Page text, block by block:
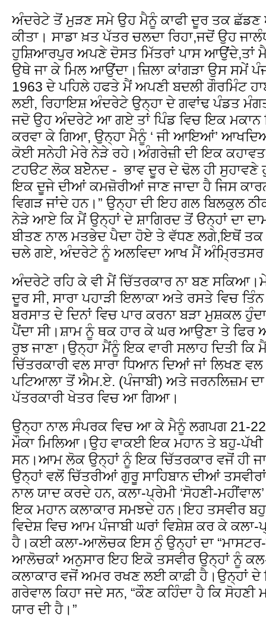
ਅੰਦਰੇਟੇ ਤੋਂ ਮੁੜਣ ਸਮੇ ਉਹ ਮੈਨੂੰ ਕਾਫੀ ਦੂਰ ਤਕ ਛੱਡਣ
ਕੀਤਾ। ਸਾਡਾ ਖ਼ਤ ਪੱਤਰ ਚਲਦਾ ਰਿਹਾ,ਜਦੋਂ ਉਹ
ਹੁਸ਼ਿਆਰਪੁਰ ਅਪਣੇ ਦੋਸਤ ਮਿੱਤਰਾਂ ਪਾਸ ਆਉਂਦੇ,ਤਾਂ
ਉਥੇ ਜਾ ਕੇ ਮਿਲ ਆਉਂਦਾ।ਜ਼ਿਲਾ ਕਾਂਗੜਾ ਉਸ ਸਮੇਂ
1963 ਦੇ ਪਹਿਲੇ ਹਫਤੇ ਮੈਂ ਅਪਣੀ ਬਦਲੀ ਗੌਰਮਿੰਟ
ਲਈ, ਰਿਹਾਇਸ਼ ਅੰਦਰੇਟੇ ਉਨ੍ਹਾ ਦੇ ਗਵਾਂਢ ਪੰਡਤ
ਜਦੋ ਉਹ ਅੰਦਰੇਟੇ ਆ ਗਏ ਤਾਂ ਪਿੰਡ ਵਿਚ ਇਕ ਮਕਾਨ
ਕਰਵਾ ਕੇ ਗਿਆ, ਉਨ੍ਹਾ ਮੈਨੂੰ ‘ ਜੀ ਆਇਆਂ’ ਆਖਦਿਆਂ
ਕੋਈ ਸਨੇਹੀ ਮੇਰੇ ਨੇੜੇ ਰਹੇ।ਅੰਗਰੇਜ਼ੀ ਦੀ ਇਕ
ਟਹੳਟ ਲੋਕ ਬਏੋਨਦ - ਭਾਵ ਦੂਰ ਦੇ ਢੋਲ ਹੀ ਸੁਹਾਵਣੇ
ਇਕ ਦੂਜੇ ਦੀਆਂ ਕਮਜ਼ੋਰੀਆਂ ਜਾਣ ਜਾਦਾ ਹੈ ਜਿਸ
ਵਿਗੜ ਜਾਂਦੇ ਹਨ।” ਉਨ੍ਹਾ ਦੀ ਇਹ ਗਲ ਬਿਲਕੁਲ
ਨੇੜੇ ਆਏ ਕਿ ਮੈਂ ਉਨ੍ਹਾਂ ਦੇ ਸ਼ਾਗਿਰਦ ਤੋਂ ੳਨ੍ਹਾਂ ਦਾ
ਬੀਤਣ ਨਾਲ ਮਤਭੇਦ ਪੈਦਾ ਹੋਏ ਤੇ ਵੱਧਣ ਲਗੇ,ਇਥੋਂ
ਚਲੇ ਗਏ, ਅੰਦਰੇਟੇ ਨੂੰ ਅਲਵਿਦਾ ਆਖ ਮੈਂ
ਅੰਦਰੇਟੇ ਰਹਿ ਕੇ ਵੀ ਮੈਂ ਚਿੱਤਰਕਾਰ ਨਾ ਬਣ
ਦੂਰ ਸੀ, ਸਾਰਾ ਪਹਾੜੀ ਇਲਾਕਾ ਅਤੇ ਰਸਤੇ ਵਿਚ
ਬਰਸਾਤ ਦੇ ਦਿਨਾਂ ਵਿਚ ਪਾਰ ਕਰਨਾ ਬੜਾ ਮੁਸ਼ਕਲ
ਪੈਂਦਾ ਸੀ।ਸ਼ਾਮ ਨੂੰ ਥਕ ਹਾਰ ਕੇ ਘਰ ਆਉਣਾ ਤੇ ਫਿਰ
ਰੁਝ ਜਾਣਾ।ਉਨ੍ਹਾ ਮੈਂਨੂੰ ਇਕ ਵਾਰੀ ਸਲਾਹ ਦਿਤੀ ਕਿ
ਚਿੱਤਰਕਾਰੀ ਵਲ ਸਾਰਾ ਧਿਆਨ ਦਿਆਂ ਜਾਂ ਲਿਖਣ
ਪਟਿਆਲਾ ਤੋਂ ਐਮ.ਏ. (ਪੰਜਾਬੀ) ਅਤੇ ਜਰਨਲਿਜ਼ਮ
ਪੱਤਰਕਾਰੀ ਖੇਤਰ ਵਿਚ ਆ ਗਿਆ।
ਉਨ੍ਹਾ ਨਾਲ ਸੰਪਰਕ ਵਿਚ ਆ ਕੇ ਮੈਨੂੰ ਲਗਪਗ 21-22
ਮੌਕਾ ਮਿਲਿਆ।ਉਹ ਵਾਕਈ ਇਕ ਮਹਾਨ ਤੇ ਬਹੁ-ਪੱਖੀ
ਸਨ।ਆਮ ਲੋਕ ਉਨ੍ਹਾਂ ਨੂੰ ਇਕ ਚਿੱਤਰਕਾਰ ਵਜੋਂ ਹੀ
ਉਨ੍ਹਾਂ ਵਲੋਂ ਚਿੱਤਰੀਆਂ ਗੁਰੂ ਸਾਹਿਬਾਨ ਦੀਆਂ
ਨਾਲ ਯਾਦ ਕਰਦੇ ਹਨ, ਕਲਾ-ਪ੍ਰੇਮੀ ‘ਸੋਹਣੀ-
ਇਕ ਮਹਾਨ ਕਲਾਕਾਰ ਸਮਝਦੇ ਹਨ।ਇਹ ਤਸਵੀਰ
ਵਿਦੇਸ਼ ਵਿਚ ਆਮ ਪੰਜਾਬੀ ਘਰਾਂ ਵਿਸ਼ੇਸ਼ ਕਰ ਕੇ
ਹੈ।ਕਈ ਕਲਾ-ਆਲੋਚਕ ਇਸ ਨੁੰ ਉਨ੍ਹਾਂ ਦਾ “ਮਾਸਟਰ-
ਆਲੋਚਕਾਂ ਅਨੁਸਾਰ ਇਹ ਇਕੋ ਤਸਵੀਰ ਉਨ੍ਹਾਂ ਨੂੰ
ਕਲਾਕਾਰ ਵਜੋਂ ਅਮਰ ਰਖਣ ਲਈ ਕਾਫ਼ੀ ਹੈ।ਉਨ੍ਹਾਂ
ਗਰੇਵਾਲ ਕਿਹਾ ਜਦੇ ਸਨ, “ਕੌਣ ਕਹਿੰਦਾ ਹੈ ਕਿ ਸੋਹਣੀ
ਯਾਰ ਦੀ ਹੈ।”